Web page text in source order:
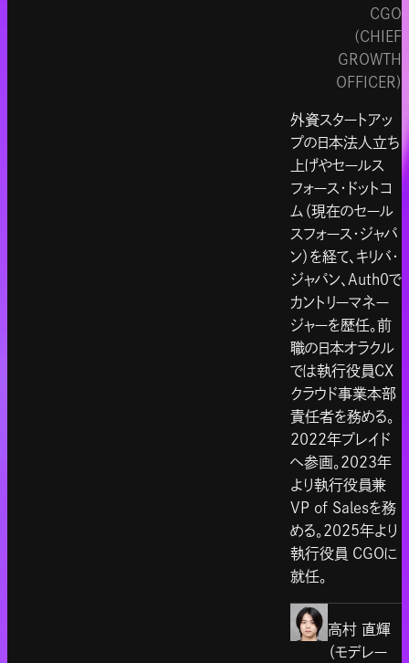
CGO
(CHIEF
GROWTH
OFFICER)
外資スタートアッ
プの日本法人立ち
上げやセールス
フォース・ドットコ
ム（現在のセール
スフォース・ジャパ
ン）を経て、キリバ・
ジャパン、Auth0で
カントリーマネー
ジャーを歴任。前
職の日本オラクル
では執行役員CX
クラウド事業本部
責任者を務める。
2022年プレイド
へ参画。2023年
より執行役員兼
VP of Salesを務
める。2025年より
執行役員 CGOに
就任。
高村 直輝
（モデレー